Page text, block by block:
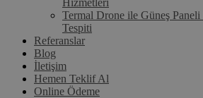
Hizmetleri
Termal Drone ile Güneş
Tespiti
Referanslar
Blog
İletişim
Hemen Teklif Al
Online Ödeme